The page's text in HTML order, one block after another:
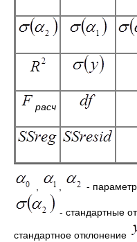
расч
-
- стандартные
стандартное отклонение